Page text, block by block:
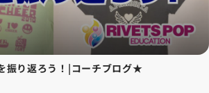
振り返ろう！|コーチブログ★